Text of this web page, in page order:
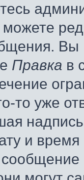
Вы
Правка в
то уже
и